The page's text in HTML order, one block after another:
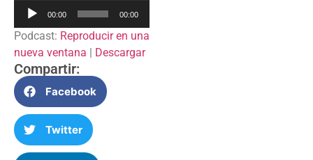
Reproductor
audio
00:00 00:00
Podcast: Reproducir en una
nueva ventana
Descargar
Compartir:
Facebook
Twitter